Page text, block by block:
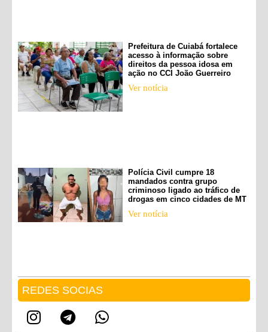
Prefeitura de Cuiabá fortalece
acesso à informação sobre
direitos da pessoa idosa em
ação no CCI João Guerreiro
Ver notícia
Polícia Civil cumpre 18
mandados contra grupo
criminoso ligado ao tráfico de
drogas em cinco cidades de MT
Ver notícia
REDES SOCIAS